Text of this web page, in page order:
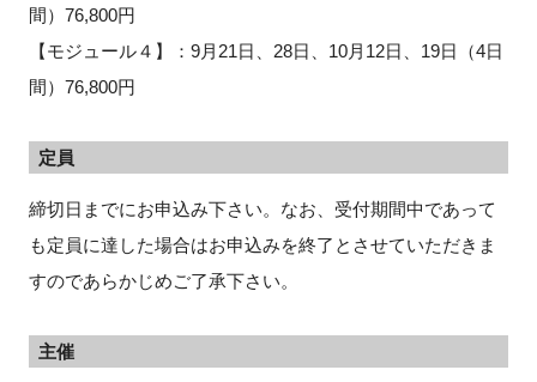
間）76,800円
【モジュール４】：9月21日、28日、10月12日、19日（4日
間）76,800円
定員
締切日までにお申込み下さい。なお、受付期間中であって
も定員に達した場合はお申込みを終了とさせていただきま
すのであらかじめご了承下さい。
主催